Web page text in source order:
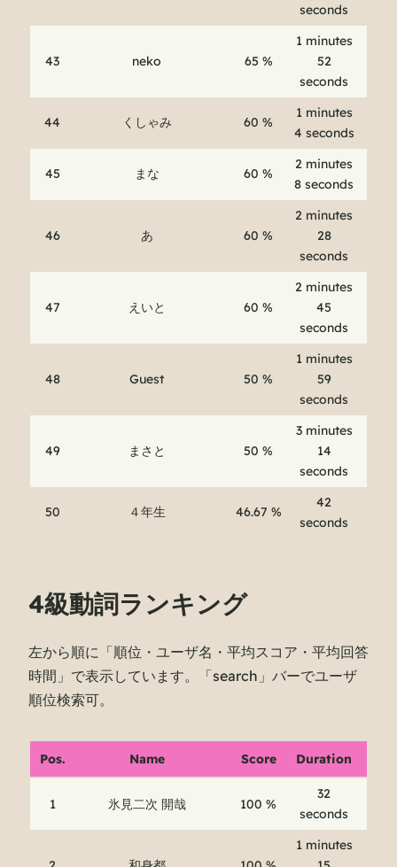
seconds
43 neko 65 %
1 minutes
52
seconds
44 くしゃみ 60 %
1 minutes
4 seconds
45 まな 60 %
2 minutes
8 seconds
46 あ 60 %
2 minutes
28
seconds
47 えいと 60 %
2 minutes
45
seconds
48 Guest 50 %
1 minutes
59
seconds
49 まさと 50 %
3 minutes
14
seconds
50 ４年生 46.67 %
42
seconds
4級動詞ランキング
左から順に「順位・ユーザ名・平均スコア・平均回答
時間」で表示しています。「search」バーでユーザ
順位検索可。
Pos. Name Score Duration
1 氷見二次 開哉 100 %
32
seconds
1 minutes